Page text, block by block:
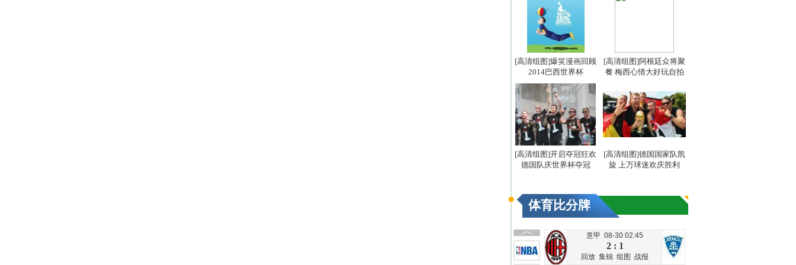
[高清组图]爆笑漫画回顾
2014巴西世界杯
[高清组图]阿根廷众将聚
餐 梅西心情大好玩自拍
[高清组图]开启夺冠狂欢
德国队庆世界杯夺冠
[高清组图]德国国家队凯
旋 上万球迷欢庆胜利
体育比分牌
意甲 08-30 02:45
2 : 1
回放 集锦 组图 战报